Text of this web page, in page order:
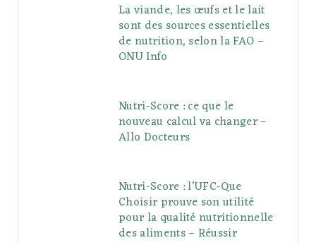
La viande, les œufs et le lait
sont des sources essentielles
de nutrition, selon la FAO –
ONU Info
Nutri-Score : ce que le
nouveau calcul va changer –
Allo Docteurs
Nutri-Score : l’UFC-Que
Choisir prouve son utilité
pour la qualité nutritionnelle
des aliments – Réussir